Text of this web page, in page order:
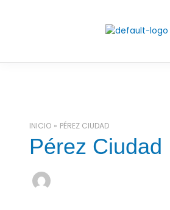
INICIO PÉREZ CIUDAD
Pérez Ciudad